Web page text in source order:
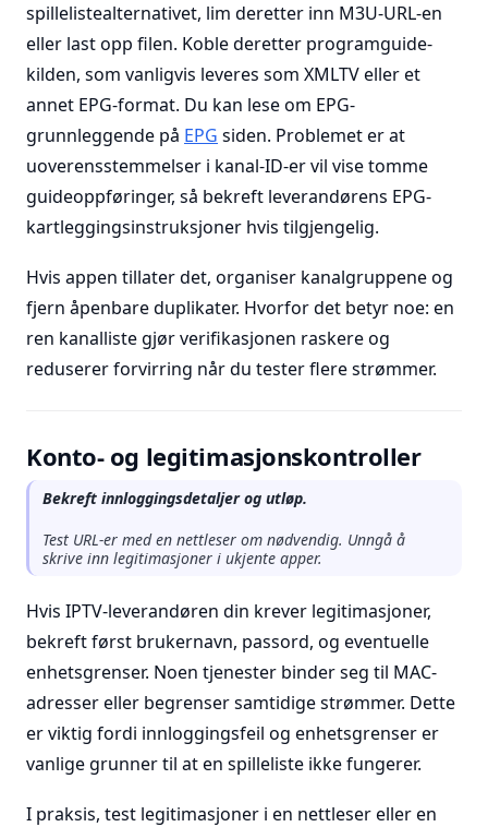
spillelistealternativet, lim deretter inn M3U-URL-en
eller last opp filen. Koble deretter programguide-
kilden, som vanligvis leveres som XMLTV eller et
annet EPG-format. Du kan lese om EPG-
grunnleggende på EPG siden. Problemet er at
uoverensstemmelser i kanal-ID-er vil vise tomme
guideoppføringer, så bekreft leverandørens EPG-
kartleggingsinstruksjoner hvis tilgjengelig.
Hvis appen tillater det, organiser kanalgruppene og
fjern åpenbare duplikater. Hvorfor det betyr noe: en
ren kanalliste gjør verifikasjonen raskere og
reduserer forvirring når du tester flere strømmer.
Konto- og legitimasjonskontroller
Bekreft innloggingsdetaljer og utløp.
Test URL-er med en nettleser om nødvendig. Unngå å
skrive inn legitimasjoner i ukjente apper.
Hvis IPTV-leverandøren din krever legitimasjoner,
bekreft først brukernavn, passord, og eventuelle
enhetsgrenser. Noen tjenester binder seg til MAC-
adresser eller begrenser samtidige strømmer. Dette
er viktig fordi innloggingsfeil og enhetsgrenser er
vanlige grunner til at en spilleliste ikke fungerer.
I praksis, test legitimasjoner i en nettleser eller en